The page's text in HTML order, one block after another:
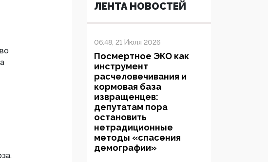
ЛЕНТА НОВОСТЕЙ
06:48, 21 Июля 2026
Посмертное ЭКО как
инструмент
расчеловечивания и
кормовая база
извращенцев:
депутатам пора
остановить
нетрадиционные
методы «спасения
демографии»